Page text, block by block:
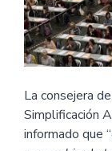
La consejera
Simplificación
informado que “